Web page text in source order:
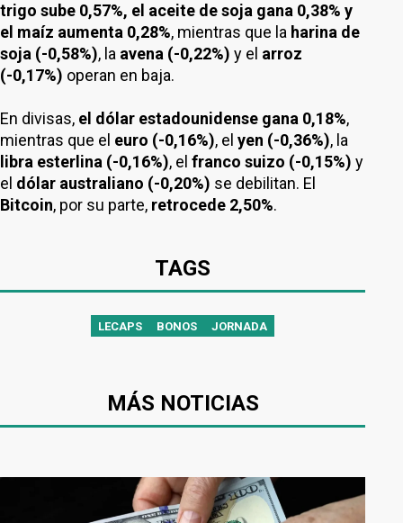
trigo sube 0,57%, el aceite de soja gana 0,38% y
el maíz aumenta 0,28%, mientras que la harina de
soja (-0,58%), la avena (-0,22%) y el arroz
(-0,17%) operan en baja.
En divisas, el dólar estadounidense gana 0,18%,
mientras que el euro (-0,16%), el yen (-0,36%), la
libra esterlina (-0,16%), el franco suizo (-0,15%) y
el dólar australiano (-0,20%) se debilitan. El
Bitcoin, por su parte, retrocede 2,50%.
TAGS
LECAPS BONOS JORNADA
MÁS NOTICIAS